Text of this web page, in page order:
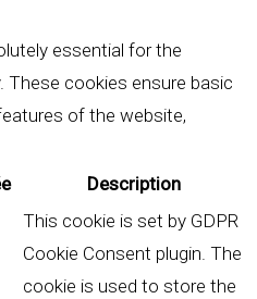
essential for the
cookies ensure basic
of the website,
Description
This cookie is set by GDPR
Cookie Consent plugin. The
cookie is used to store the